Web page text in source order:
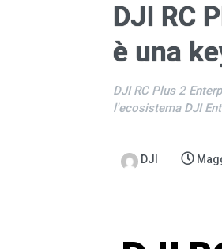
DJI RC
è una
DJI RC Plus 2
l'ecosistema DJI
DJI